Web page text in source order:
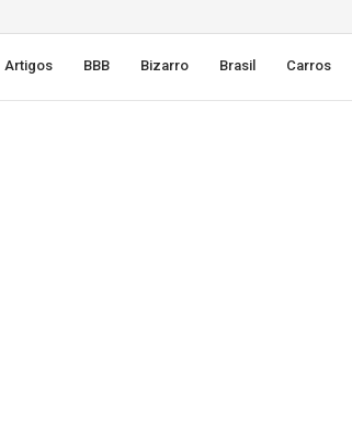
Artigos BBB Bizarro Brasil Carros